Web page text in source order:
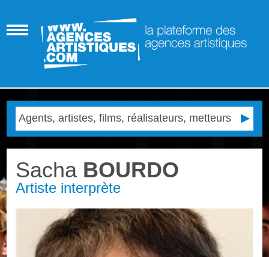
Sacha BOURDO
Artiste interprète